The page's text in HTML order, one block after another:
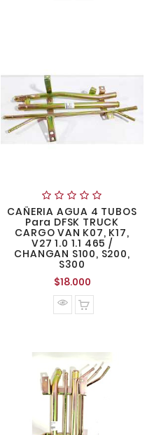
CAÑERIA AGUA 4 TUBOS
Para DFSK TRUCK
CARGO VAN K07, K17,
V27 1.0 1.1 465 /
CHANGAN S100, S200,
S300
$18.000Precio
normal